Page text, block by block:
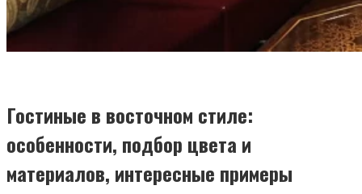
Гостиные в восточном стиле:
особенности, подбор цвета и
материалов, интересные примеры